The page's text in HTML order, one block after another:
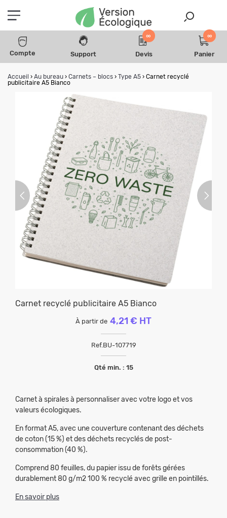
Compte Support
∞
Devis
∞
Panier
Accueil › Au bureau › Carnets – blocs › Type A5 › Carnet recyclé
publicitaire A5 Bianco
Carnet recyclé publicitaire A5 Bianco
À partir de 4,21 € HT
Ref.BU-107719
Qté min. : 15
Carnet à spirales à personnaliser avec votre logo et vos
valeurs écologiques.
En format A5, avec une couverture contenant des déchets
de coton (15 %) et des déchets recyclés de post-
consommation (40 %).
Comprend 80 feuilles, du papier issu de forêts gérées
durablement 80 g/m2 100 % recyclé avec grille en pointillés.
En savoir plus